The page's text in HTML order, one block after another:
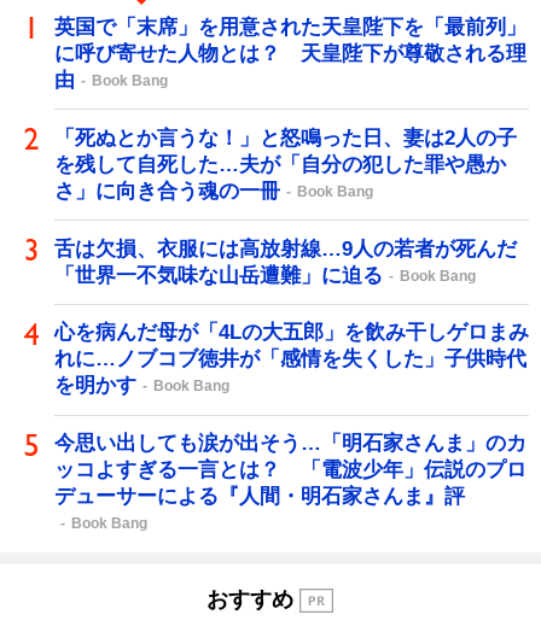
英国で「末席」を用意された天皇陛下を「最前列」
に呼び寄せた人物とは？ 天皇陛下が尊敬される理
由
Book Bang
「死ぬとか言うな！」と怒鳴った日、妻は2人の子
を残して自死した…夫が「自分の犯した罪や愚か
さ」に向き合う魂の一冊
Book Bang
舌は欠損、衣服には高放射線…9人の若者が死んだ
「世界一不気味な山岳遭難」に迫る
Book Bang
心を病んだ母が「4Lの大五郎」を飲み干しゲロまみ
れに…ノブコブ徳井が「感情を失くした」子供時代
を明かす
Book Bang
今思い出しても涙が出そう…「明石家さんま」のカ
ッコよすぎる一言とは？ 「電波少年」伝説のプロ
デューサーによる『人間・明石家さんま』評
Book Bang
おすすめ